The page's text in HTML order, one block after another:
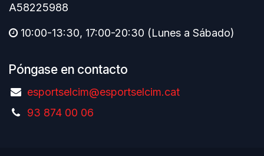
A58225988
10:00-13:30, 17:00-20:30 (Lunes a Sábado)
Póngase en contacto
esportselcim@esportselcim.cat
93 874 00 06